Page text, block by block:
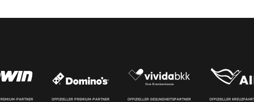
PARTNER OFFIZIELLER PREMIUM-PARTNER OFFIZIELLER GESUNDHEITSPARTNER OFFIZIELLER